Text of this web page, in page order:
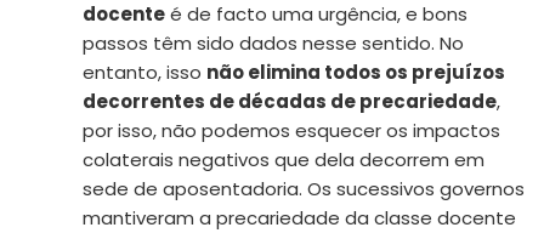
docenteé de facto uma urgência, e bons
passos têm sido dados nesse sentido. No
entanto, isso não elimina todos os prejuízos
decorrentes de décadas de precariedade,
por isso, não podemos esquecer os impactos
colaterais negativos que dela decorrem em
sede de aposentadoria. Os sucessivos governos
mantiveram a precariedade da classe docente